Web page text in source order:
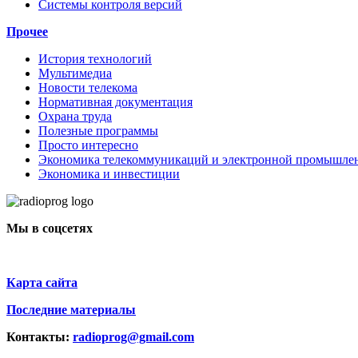
Системы контроля версий
Прочее
История технологий
Мультимедиа
Новости телекома
Нормативная документация
Охрана труда
Полезные программы
Просто интересно
Экономика телекоммуникаций и электронной
Экономика и инвестиции
Мы в соцсетях
Карта сайта
Последние материалы
Контакты: radioprog@gmail.com